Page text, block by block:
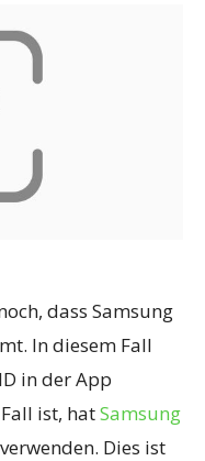
dass Samsung
In diesem Fall
in der App
ist, hatSamsung
Dies ist